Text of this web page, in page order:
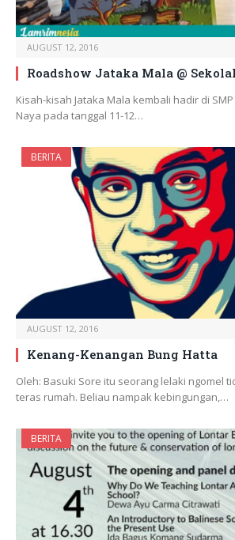
AUGUST 12, 2016
Roadshow Jataka Mala @
Kisah-kisah Jataka Mala kembali hadir di
Naya pada tanggal 11-12…
BERITA
AUGUST 12, 2016
Kenang-Kenangan Bung Hatta
Oleh: Basuki Sore itu seorang lelaki ngomel
teras rumah. Beliau nampak kebingungan,…
BERITA